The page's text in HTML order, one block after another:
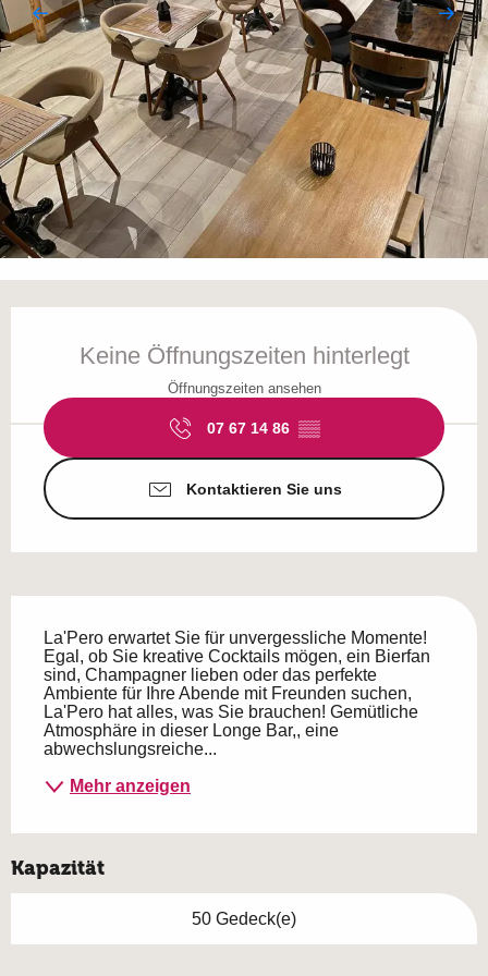
Keine Öffnungszeiten hinterlegt
Öffnungszeiten ansehen
07 67 14 86 ▒▒
Kontaktieren Sie uns
La'Pero erwartet Sie für unvergessliche Momente!
Egal, ob Sie kreative Cocktails mögen, ein Bierfan
sind, Champagner lieben oder das perfekte
Ambiente für Ihre Abende mit Freunden suchen,
La'Pero hat alles, was Sie brauchen! Gemütliche
Atmosphäre in dieser Longe Bar,, eine
abwechslungsreiche...
Mehr anzeigen
Kapazität
50 Gedeck(e)